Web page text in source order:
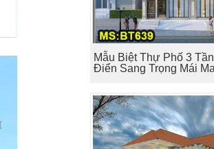
Mẫu Biệt Thự Phố 3
Điển Sang Trọng Mái